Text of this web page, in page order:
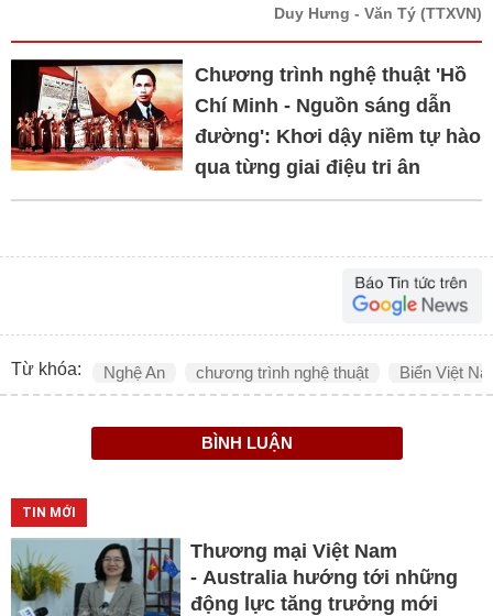
Duy Hưng - Văn Tý (TTXVN)
Chương trình nghệ thuật 'Hồ
Chí Minh - Nguồn sáng dẫn
đường': Khơi dậy niềm tự hào
qua từng giai điệu tri ân
Từ khóa: Nghệ An chương trình nghệ thuật Biển Việt
BÌNH LUẬN
TIN MỚI
Thương mại Việt Nam
- Australia hướng tới những
động lực tăng trưởng mới